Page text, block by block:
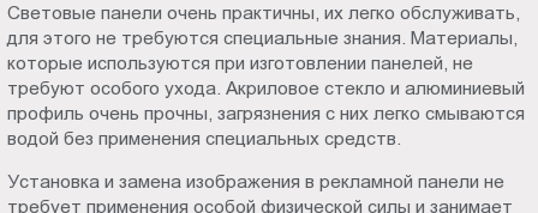
Световые панели очень практичны, их легко обслуживать,
для этого не требуются специальные знания. Материалы,
которые используются при изготовлении панелей, не
требуют особого ухода. Акриловое стекло и алюминиевый
профиль очень прочны, загрязнения с них легко смываются
водой без применения специальных средств.
Установка и замена изображения в рекламной панели не
требует применения особой физической силы и занимает